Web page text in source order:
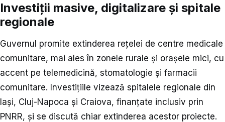
Investiții masive, digitalizare și spitale
regionale
Guvernul promite extinderea rețelei de centre medicale
comunitare, mai ales în zonele rurale și orașele mici, cu
accent pe telemedicină, stomatologie și farmacii
comunitare. Investițiile vizează spitalele regionale din
Iași, Cluj-Napoca și Craiova, finanțate inclusiv prin
PNRR, și se discută chiar extinderea acestor proiecte.